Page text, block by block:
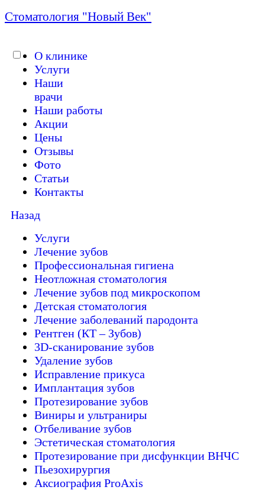
Стоматология "Новый Век"
О клинике
Услуги
Наши
врачи
Наши работы
Акции
Цены
Отзывы
Фото
Статьи
Контакты
Назад
Услуги
Лечение зубов
Профессиональная гигиена
Неотложная стоматология
Лечение зубов под микроскопом
Детская стоматология
Лечение заболеваний пародонта
Рентген (КТ – Зубов)
3D-cканирование зубов
Удаление зубов
Исправление прикуса
Имплантация зубов
Протезирование зубов
Виниры и ультраниры
Отбеливание зубов
Эстетическая стоматология
Протезирование при дисфункции ВНЧС
Пьезохирургия
Аксиография ProAxis